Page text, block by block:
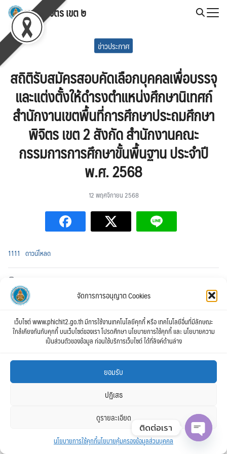
จัดการการอนุญาต Cookies
เว็บไซต์ www.phichit2.go.th มีการใช้งานเทคโนโลยีคุกกี้ หรือ เทคโนโลยีอื่นที่มีลักษณะ
ใกล้เคียงกันกับคุกกี้ บนเว็บไซต์ของเรา โปรดศึกษา นโยบายการใช้คุกกี้ และ นโยบายความ
เป็นส่วนตัวของข้อมูล ก่อนใช้บริการเว็บไซต์ ได้ที่ลิงค์ด้านล่าง
ยอมรับ
ปฏิเสธ
ดูรายละเอียด
นโยบายการใช้คุกกี้นโยบายคุ้มครองข้อมูลส่วนบุคคล
Skip
content
สพป.พิจิตร เขต ๒
Search
for: ข่าวประกาศ
สถิติรับสมัครสอบคัดเลือกบุคคลเพื่อบรรจุ
และแต่งตั้งให้ดำรงตำแหน่งศึกษานิเทศก์
สำนักงานเขตพื้นที่การศึกษาประถมศึกษา
พิจิตร เขต 2 สังกัด สำนักงานคณะ
กรรมการการศึกษาขั้นพื้นฐาน ประจำปี
พ.ศ. 2568
12 พฤศจิกายน 2568
1111 ดาวน์โหลด
กลุ่มบุคคลฯ สพป.พิจิตร เขต 2
ติดต่อเรา
Open